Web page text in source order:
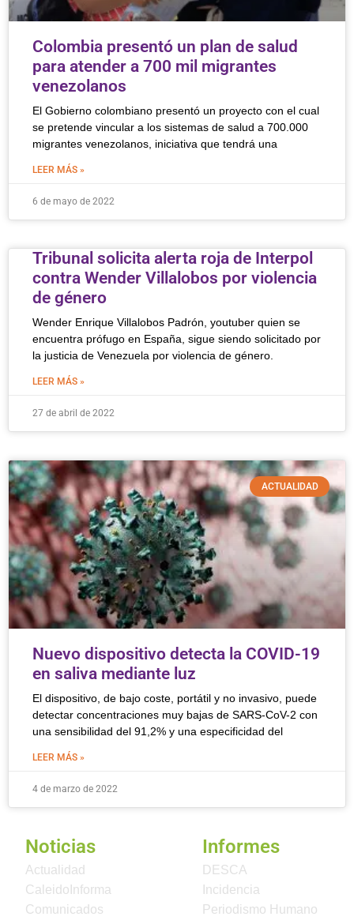
Colombia presentó un plan de salud
para atender a 700 mil migrantes
venezolanos
El Gobierno colombiano presentó un proyecto con el cual
se pretende vincular a los sistemas de salud a 700.000
migrantes venezolanos, iniciativa que tendrá una
LEER MÁS »
6 de mayo de 2022
Tribunal solicita alerta roja de Interpol
contra Wender Villalobos por violencia
de género
Wender Enrique Villalobos Padrón, youtuber quien se
encuentra prófugo en España, sigue siendo solicitado por
la justicia de Venezuela por violencia de género.
LEER MÁS »
27 de abril de 2022
ACTUALIDAD
Nuevo dispositivo detecta la COVID-19
en saliva mediante luz
El dispositivo, de bajo coste, portátil y no invasivo, puede
detectar concentraciones muy bajas de SARS-CoV-2 con
una sensibilidad del 91,2% y una especificidad del
LEER MÁS »
4 de marzo de 2022
Noticias
Actualidad
CaleidoInforma
Comunicados
Informes
DESCA
Incidencia
Periodismo Humano